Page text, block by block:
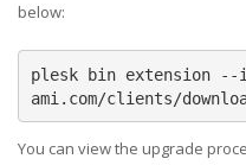
below:
plesk bin extension
ami.com/clients/
You can view the upgrade